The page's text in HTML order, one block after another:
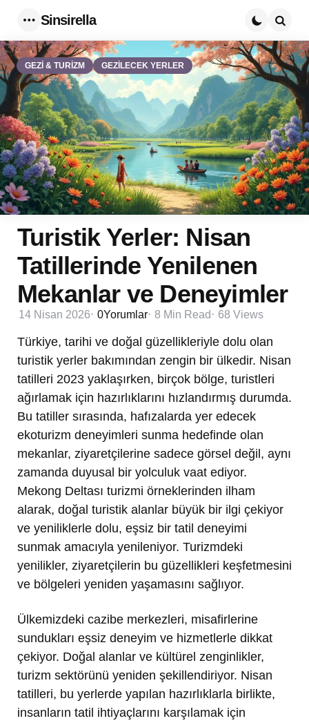
Sinsirella
GEZİ & TURİZM GEZİLECEK YERLER
Turistik Yerler: Nisan
Tatillerinde Yenilenen
Mekanlar ve Deneyimler
14 Nisan 2026 0Yorumlar 8 Min Read 68 Views
Türkiye, tarihi ve doğal güzellikleriyle dolu olan
turistik yerler bakımından zengin bir ülkedir. Nisan
tatilleri 2023 yaklaşırken, birçok bölge, turistleri
ağırlamak için hazırlıklarını hızlandırmış durumda.
Bu tatiller sırasında, hafızalarda yer edecek
ekoturizm deneyimleri sunma hedefinde olan
mekanlar, ziyaretçilerine sadece görsel değil, aynı
zamanda duyusal bir yolculuk vaat ediyor.
Mekong Deltası turizmi örneklerinden ilham
alarak, doğal turistik alanlar büyük bir ilgi çekiyor
ve yeniliklerle dolu, eşsiz bir tatil deneyimi
sunmak amacıyla yenileniyor. Turizmdeki
yenilikler, ziyaretçilerin bu güzellikleri keşfetmesini
ve bölgeleri yeniden yaşamasını sağlıyor.
Ülkemizdeki cazibe merkezleri, misafirlerine
sundukları eşsiz deneyim ve hizmetlerle dikkat
çekiyor. Doğal alanlar ve kültürel zenginlikler,
turizm sektörünü yeniden şekillendiriyor. Nisan
tatilleri, bu yerlerde yapılan hazırlıklarla birlikte,
insanların tatil ihtiyaçlarını karşılamak için